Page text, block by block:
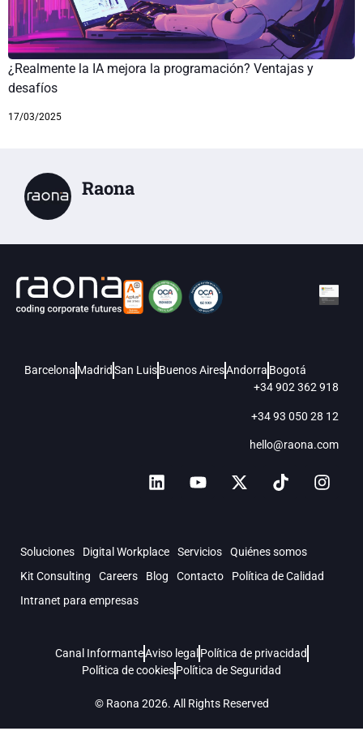
¿Realmente la IA mejora la programación? Ventajas y
desafíos
17/03/2025
Raona
Barcelona MadridSan LuisBuenos AiresAndorra Bogotá
+34 902 362 918
+34 93 050 28 12
hello@raona.com
Soluciones Digital Workplace Servicios
Quiénes somos
Kit Consulting
Careers Blog Contacto
Política de Calidad
Intranet para empresas
© Raona 2026. All Rights Reserved
Canal InformanteAviso legal Política de privacidad
Política de cookiesPolítica de Seguridad